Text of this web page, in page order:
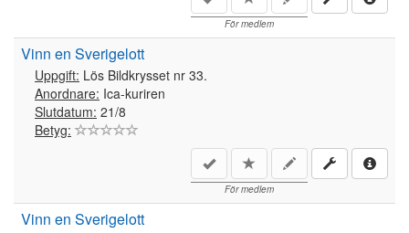
För medlem
Vinn en Sverigelott
Uppgift: Lös Bildkrysset nr 33.
Anordnare: Ica-kuriren
Slutdatum: 21/8
Betyg:
För medlem
Vinn en Sverigelott